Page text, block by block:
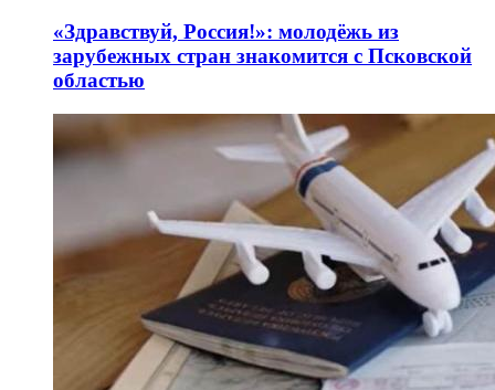
«Здравствуй, Россия!»: молодёжь из
зарубежных стран знакомится с Псковской
областью